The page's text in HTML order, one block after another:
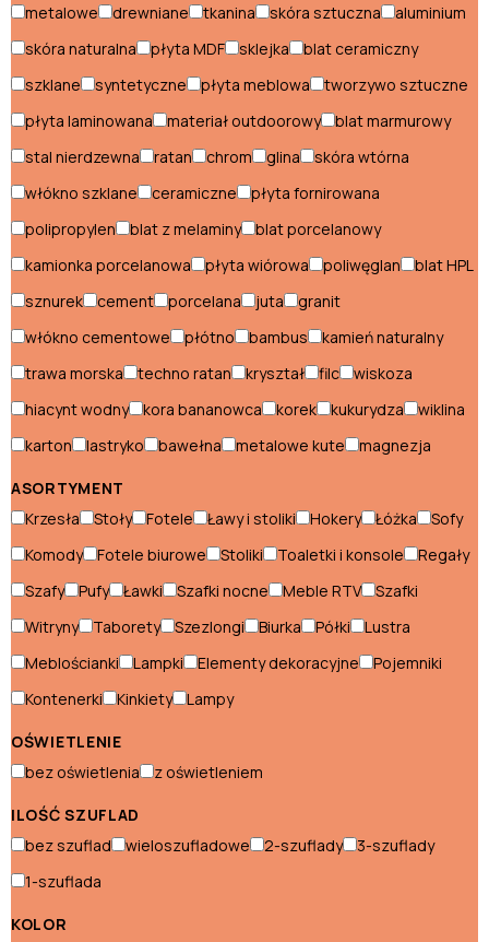
Regały skandynawskie
Stoliki skandynawskie
Stoły skandynawskie
Szafki nocne skandynawskie
Szafki RTV skandynawskie
Szafy skandynawskie
Biurka włoskie
Fotele włoskie
Hokery włoskie
Komody włoskie
Kredensy włoskie
Krzesła włoskie
Ławki włoskie
Łóżka włoskie
Narożniki włoskie
Pufy włoskie
metalowe
drewniane tkanina skóra sztuczna
aluminium
skóra naturalna
płyta MDF sklejka
blat ceramiczny
szklane
syntetyczne płyta meblowa
tworzywo sztuczne
płyta laminowana
materiał outdoorowy
blat marmurowy
stal nierdzewna
ratan chrom glina
skóra wtórna
włókno szklane
ceramiczne
płyta fornirowana
polipropylen
blat z melaminy
blat porcelanowy
kamionka porcelanowa
płyta wiórowa poliwęglan
blat HPL
sznurek
cement porcelana juta
granit
włókno cementowe
płótno bambus
kamień naturalny
trawa morska
techno ratan kryształ filc
wiskoza
hiacynt wodny
kora bananowca korek kukurydza
wiklina
karton
lastryko bawełna metalowe kute magnezja
ASORTYMENT
Krzesła
Stoły Fotele Ławy i stoliki Hokery Łóżka
Sofy
Komody
Fotele biurowe Stoliki Toaletki i konsole
Regały
Szafy
Pufy Ławki Szafki nocne Meble RTV
Szafki
Witryny
Taborety Szezlongi Biurka Półki
Lustra
Meblościanki
Lampki Elementy dekoracyjne
Pojemniki
Kontenerki
Kinkiety Lampy
OŚWIETLENIE
bez oświetlenia
z oświetleniem
ILOŚĆ SZUFLAD
bez szuflad
wieloszufladowe 2-szuflady
3-szuflady
1-szuflada
KOLOR